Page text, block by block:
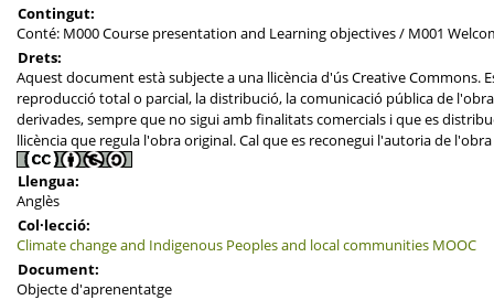
Contingut:
Conté: M000 Course presentation and Learning objectives / M001
Drets:
Aquest document està subjecte a una llicència d'ús Creative Commons.
reproducció total o parcial, la distribució, la comunicació pública de
derivades, sempre que no sigui amb finalitats comercials i que es
llicència que regula l'obra original. Cal que es reconegui l'autoria de
Llengua:
Anglès
Col·lecció:
Climate change and Indigenous Peoples and local communities MOOC
Document:
Objecte d'aprenentatge